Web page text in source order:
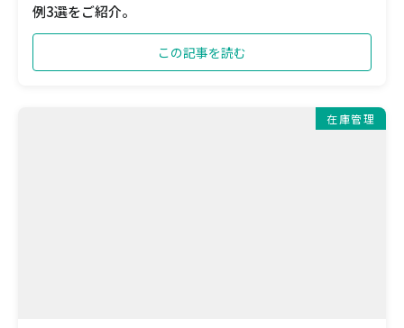
例3選をご紹介。
この記事を読む
在庫管理